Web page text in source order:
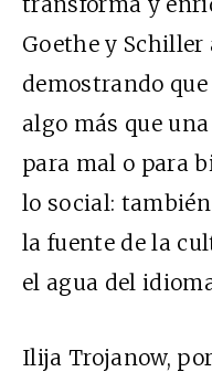
Goethe y
demostrando
algo más que
para mal o para
lo social:
la fuente de la
el agua del
Ilija Trojanow,